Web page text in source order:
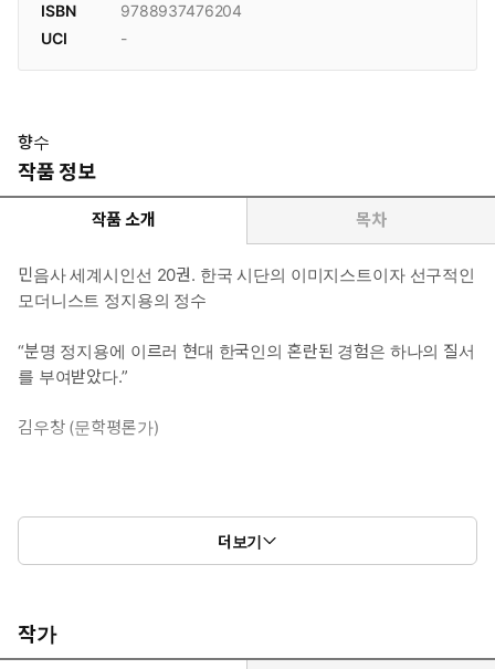
ISBN
9788937476204
UCI
-
향수
작품 정보
작품 소개 목차
민음사 세계시인선 20권. 한국 시단의 이미지스트이자 선구적인
모더니스트 정지용의 정수
“분명 정지용에 이르러 현대 한국인의 혼란된 경험은 하나의 질서
를 부여받았다.”
김우창 (문학평론가)
“조선의 새로운 신시사(新詩史) 상에 새로운 시기를 그으려 한 선구
김기림 (시인)
더보기
작가